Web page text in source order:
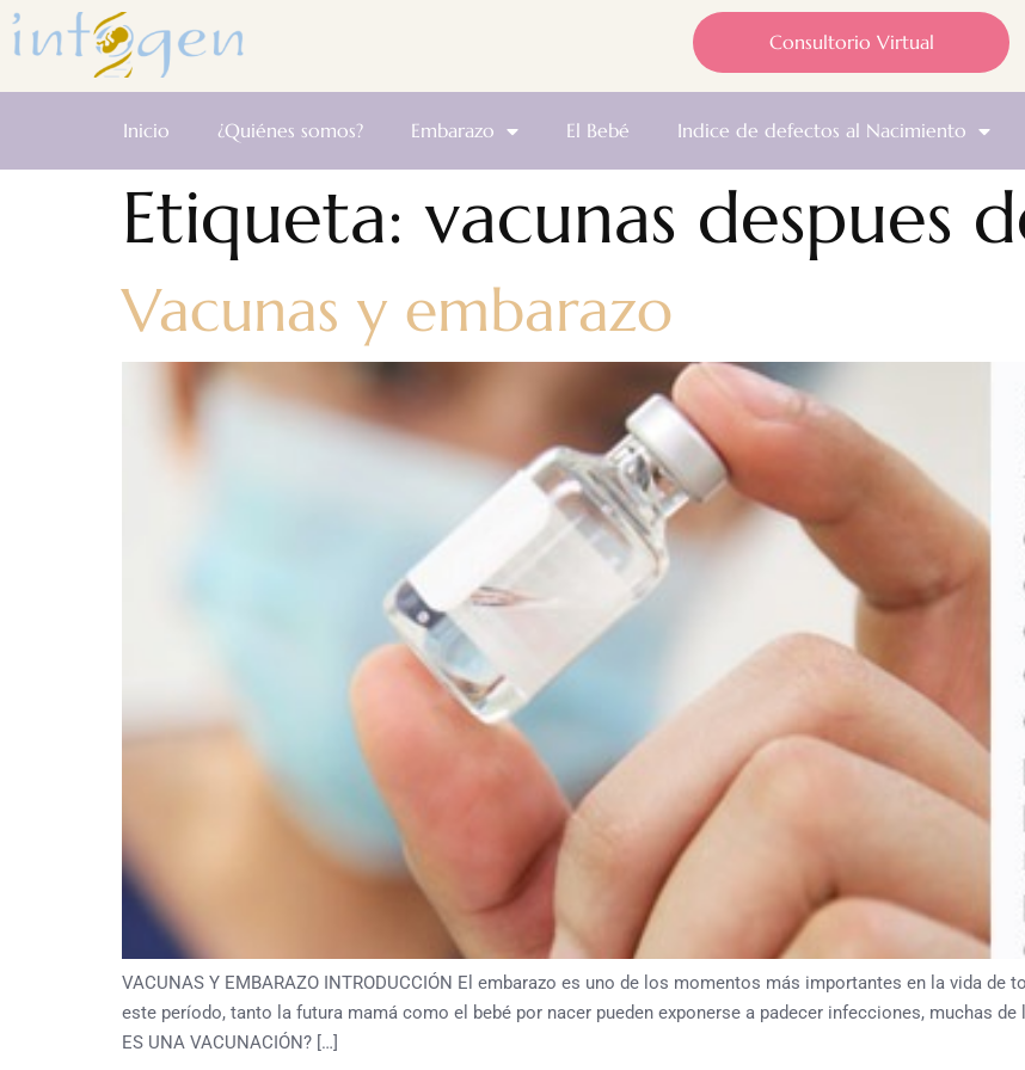
Consultorio Virtual
Inicio ¿Quiénes somos? Embarazo El Bebé Indice de defectos al Nacimiento
Etiqueta:vacunas despues
Vacunas y embarazo
VACUNAS Y EMBARAZO INTRODUCCIÓN El embarazo es uno de los momentos más importantes en la vida
este período, tanto la futura mamá como el bebé por nacer pueden exponerse a padecer infecciones, muchas
ES UNA VACUNACIÓN? […]